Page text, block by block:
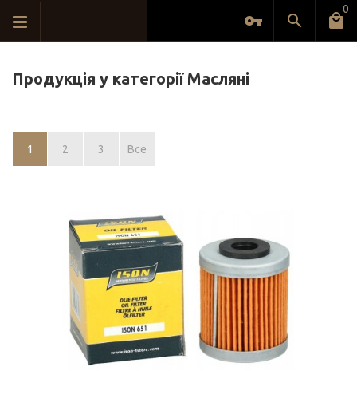
0
Продукція у категорії Масляні
1 2 3 Все